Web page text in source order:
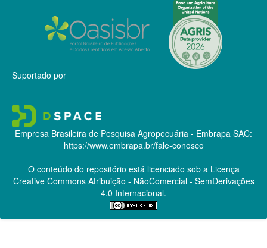
Suportado por
Empresa Brasileira de Pesquisa Agropecuária - Embrapa SAC:
https://www.embrapa.br/fale-conosco
O conteúdo do repositório está licenciado sob a Licença
Creative CommonsAtribuição - NãoComercial - SemDerivações
4.0 Internacional.